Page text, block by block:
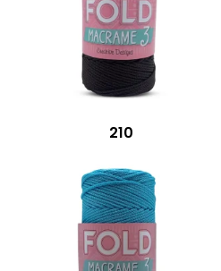
210